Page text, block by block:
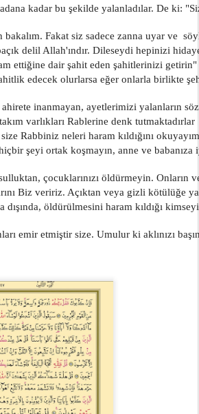
kadar bu şekilde yalanladılar. De ki:
Fakat siz sadece zanna uyar ve
delil Allah'ındır. Dileseydi hepinizi
ettiğine dair şahit eden şahitlerinizi getirin"
edecek olurlarsa eğer onlarla birlikte
inanmayan, ayetlerimizi yalanların
varlıkları Rablerine denk tutmaktadırlar
Rabbiniz neleri haram kıldığını
şeyi ortak koşmayın, anne ve babanıza
çocuklarınızı öldürmeyin. Onların
Biz veririz. Açıktan veya gizli kötülüğe
öldürülmesini haram kıldığı
etmiştir size. Umulur ki aklınızı